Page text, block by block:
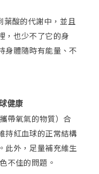
葉酸的代謝中，並且
，也少不了它的身
身體隨時有能量、不
健康
帶氧氣的物質）合
持紅血球的正常結構
此外，足量補充維生
不佳的問題。